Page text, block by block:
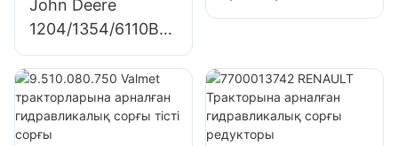
John Deere
1204/1354/6110B
тракторына
арналған
редукторлы сорғы
Үлкен тандемді
арналған RE73947
гидравликалық
сорғы беріліс
сорғысы